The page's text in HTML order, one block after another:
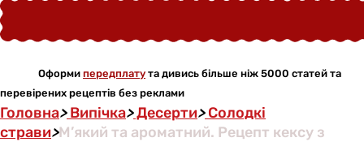
Оформи передплату та дивись більше ніж 5000 статей та
перевірених рецептів без реклами
Головна>Випічка>Десерти>Солодкі
страви>М’який та ароматний. Рецепт кексу з